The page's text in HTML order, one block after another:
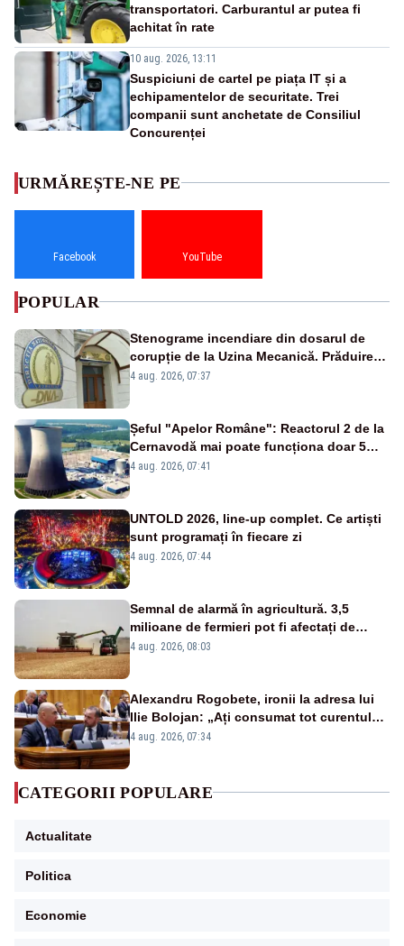
transportatori. Carburantul ar putea fi
achitat în rate
10 aug. 2026, 13:11
Suspiciuni de cartel pe piața IT și a
echipamentelor de securitate. Trei
companii sunt anchetate de Consiliul
Concurenței
URMĂREȘTE-NE PE
Facebook YouTube
POPULAR
Stenograme incendiare din dosarul de
corupție de la Uzina Mecanică. Prăduirea
banilor din programul SAFE, interceptată
4 aug. 2026, 07:37
Șeful "Apelor Române": Reactorul 2 de la
Cernavodă mai poate funcționa doar 5
zile
4 aug. 2026, 07:41
UNTOLD 2026, line-up complet. Ce artiști
sunt programați în fiecare zi
4 aug. 2026, 07:44
Semnal de alarmă în agricultură. 3,5
milioane de fermieri pot fi afectați de
strategia pentru conservarea
4 aug. 2026, 08:03
Alexandru Rogobete, ironii la adresa lui
Ilie Bolojan: „Ați consumat tot curentul
urmărind șobolani imaginari”
4 aug. 2026, 07:34
CATEGORII POPULARE
Actualitate
Politica
Economie